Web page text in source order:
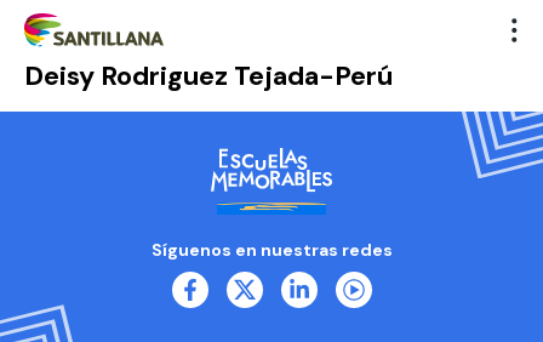
Deisy Rodriguez Tejada-Perú
Síguenos en nuestras redes